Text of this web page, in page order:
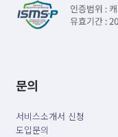
문의
서비스소개서 신청
도입문의